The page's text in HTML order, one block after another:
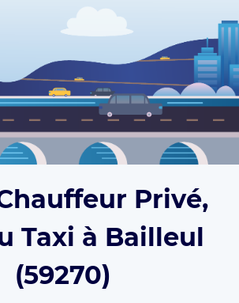
Privé,
Taxi à Bailleul
(59270)